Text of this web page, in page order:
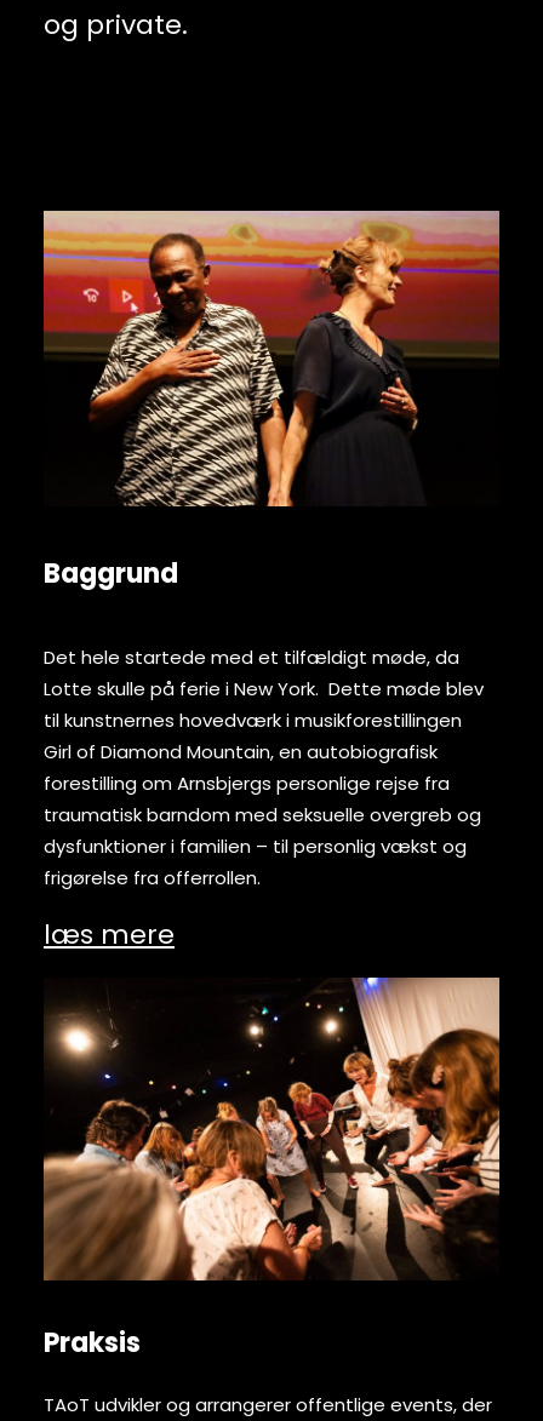
og private.
Baggrund
Det hele startede med et tilfældigt møde, da
Lotte skulle på ferie i New York. Dette møde blev
til kunstnernes hovedværk i musikforestillingen
Girl of Diamond Mountain, en autobiografisk
forestilling om Arnsbjergs personlige rejse fra
traumatisk barndom med seksuelle overgreb og
dysfunktioner i familien – til personlig vækst og
frigørelse fra offerrollen.
læs mere
Praksis
TAoT udvikler og arrangerer offentlige events, der